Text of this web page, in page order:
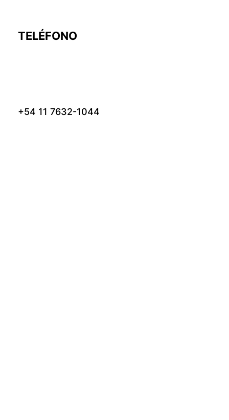
TELÉFONO
+54 11 7632-1044